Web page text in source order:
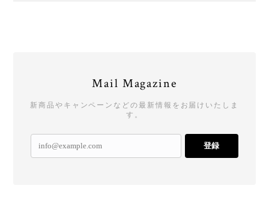
Mail Magazine
新商品やキャンペーンなどの最新情報をお届けいたしま
す。
登録